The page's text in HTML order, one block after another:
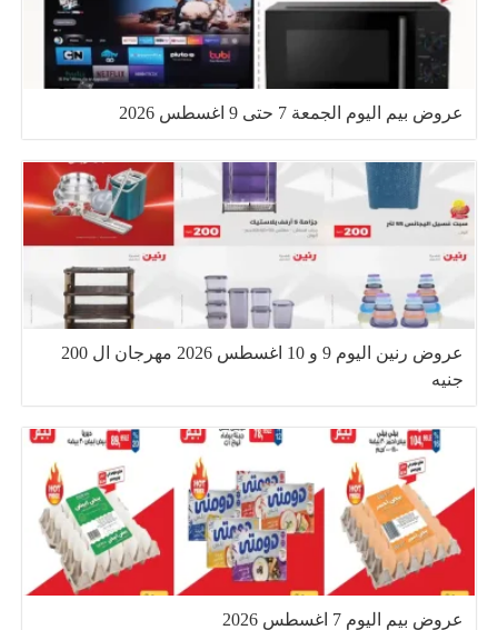
عروض بيم اليوم الجمعة 7 حتى 9 اغسطس 2026
عروض رنين اليوم 9 و 10 اغسطس 2026 مهرجان ال 200
جنيه
عروض بيم اليوم 7 اغسطس 2026